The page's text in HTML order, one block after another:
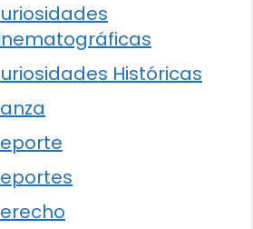
Históricas